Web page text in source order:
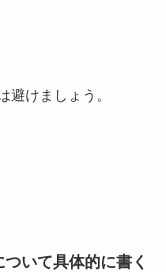
避けましょう。
いて具体的に書く